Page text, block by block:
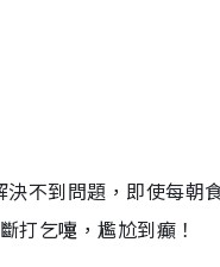
不到問題，即使每朝
打乞嚏，尷尬到癲！